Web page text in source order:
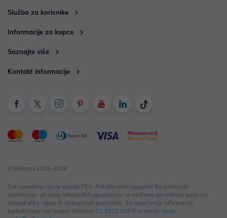
Služba za korisnike
Informacije za kupce
Saznajte više
Kontakt informacije
© Mikronis 2012-2026
Sve navedene cijene sadrže PDV. Pokušavamo osigurati što preciznije
informacije, ali zbog tehnoloških ograničenja ne možemo garantirati potpunu
točnost slika, opisa ili dostupnosti proizvoda. Za najažurnije informacije
kontaktirajte nas putem telefona: 01 3033 100 ili e-maila: nova-